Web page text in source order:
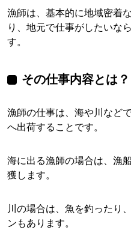
漁師は、基本的に地域密着
り、地元で仕事がしたいな
す。
その仕事内容とは？
漁師の仕事は、海や川など
へ出荷することです。
海に出る漁師の場合は、漁
獲します。
川の場合は、魚を釣ったり
ンもあります。